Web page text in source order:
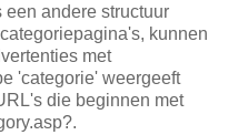
andere structuur
kunnen
met
'categorie' weergeeft
die beginnen met